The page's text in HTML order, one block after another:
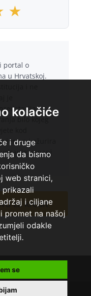
kolačiće
i druge
da bismo
web stranici,
prikazali
i ciljane
promet na našoj
odakle
se
★
portal o
u Hrvatskoj.
i ne
je
bilo kojeg
kod
i ažurira
srpanj
za kredit